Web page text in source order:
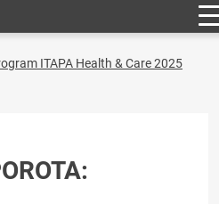
ITAPA Health & Care 2025